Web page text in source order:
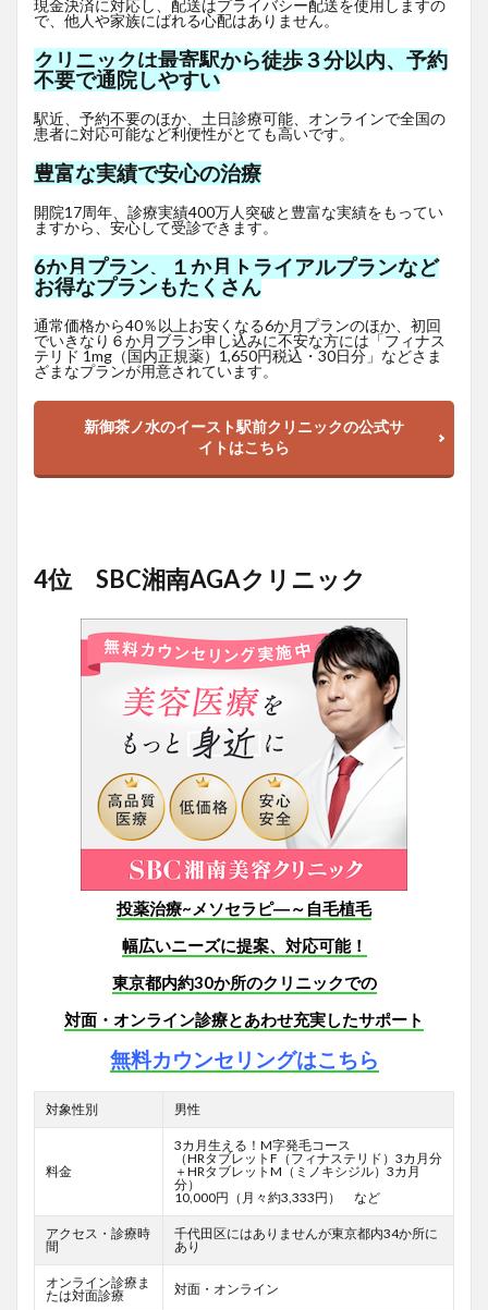
現金決済に対応し、配送はプライバシー配送を使用しますの
で、他人や家族にばれる心配はありません。
クリニックは最寄駅から徒歩３分以内、予約
不要で通院しやすい
駅近、予約不要のほか、土日診療可能、オンラインで全国の
患者に対応可能など利便性がとても高いです。
豊富な実績で安心の治療
開院17周年、診療実績400万人突破と豊富な実績をもってい
ますから、安心して受診できます。
6か月プラン、１か月トライアルプランなど
お得なプランもたくさん
通常価格から40％以上お安くなる6か月プランのほか、初回
でいきなり６か月ブラン申し込みに不安な方には「フィナス
テリド 1mg（国内正規薬）1,650円税込・30日分」などさま
ざまなプランが用意されています。
新御茶ノ水のイースト駅前クリニックの公式サ
イトはこちら
4位 SBC湘南AGAクリニック
投薬治療~メソセラピ―～自毛植毛
幅広いニーズに提案、対応可能！
東京都内約30か所のクリニックでの
対面・オンライン診療とあわせ充実したサポート
無料カウンセリングはこちら
対象性別 男性
料金
3カ月生える！M字発毛コース
（HRタブレットF （フィナステリド）3カ月分
＋HRタブレットM（ミノキシジル）3カ月
分）
10,000円（月々約3,333円） など
アクセス・診療時
間
千代田区にはありませんが東京都内34か所に
あり
オンライン診療ま
たは対面診療
対面・オンライン